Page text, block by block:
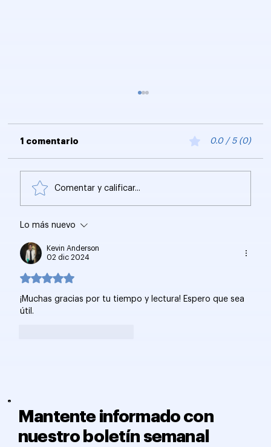
Mantente informado con
nuestro boletín semanal
SEO para Empresas: ¿Vale la pena?
1 comentario 0.0 / 5 (0)
Comentar y calificar...
Lo más nuevo
Kevin Anderson
02 dic 2024
Obtuvo 5 de 5 estrellas.
¡Muchas gracias por tu tiempo y lectura! Espero que sea
útil.